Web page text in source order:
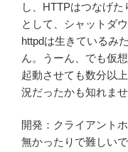
し、HTTPはつなげ
として、シャットダ
httpdは生きているみ
ん。うーん、でも仮
起動させても数分以
況だったかも知れませ
開発：クライアント
無かったりで難しい